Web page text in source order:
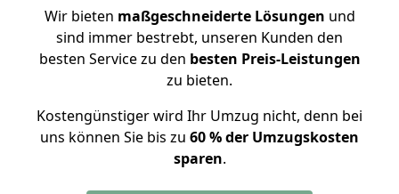
Wir bieten maßgeschneiderte Lösungen und
sind immer bestrebt, unseren Kunden den
besten Service zu den besten Preis-Leistungen
zu bieten.
Kostengünstiger wird Ihr Umzug nicht, denn bei
uns können Sie bis zu 60 % der Umzugskosten
sparen.